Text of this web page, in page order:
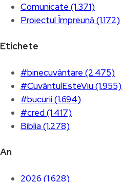
Comunicate (1.371)
Proiectul Împreună (1.172)
Etichete
#binecuvântare (2.475)
#CuvântulEsteViu (1.955)
#bucurii (1.694)
#cred (1.417)
Biblia (1.278)
An
2026 (1.628)